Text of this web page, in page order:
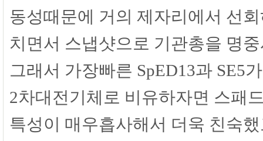
동성때문에 거의 제자리에서 선
치면서 스냅샷으로 기관총을 명
그래서 가장빠른 SpED13과 SE5
2차대전기체로 비유하자면 스패
특성이 매우흡사해서 더욱 친숙